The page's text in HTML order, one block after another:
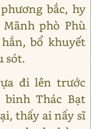
bắc, hy
phò Phù
bổ khuyết
sót.
đi lên trước
Thác Bạt
thấy ai nấy sĩ